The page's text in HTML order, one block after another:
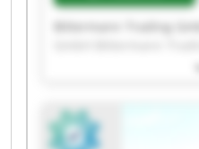
Bittermann Trading
Trading GmbH
GmbH Bittermann
Trading GmbH
Bittermann Trading